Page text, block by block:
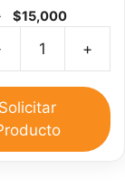
El
original
era:
$25,000.
$15,000El
actual
es:
$15,000.
+
Solicitar